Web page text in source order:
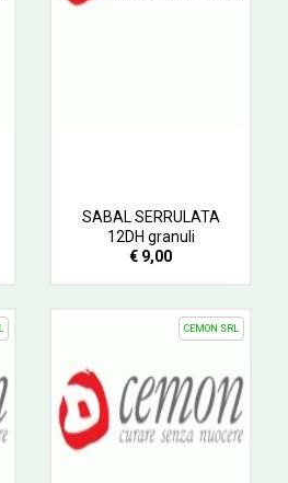
SABAL SERRULATA
12DH granuli
€ 9,00
CEMON SRL